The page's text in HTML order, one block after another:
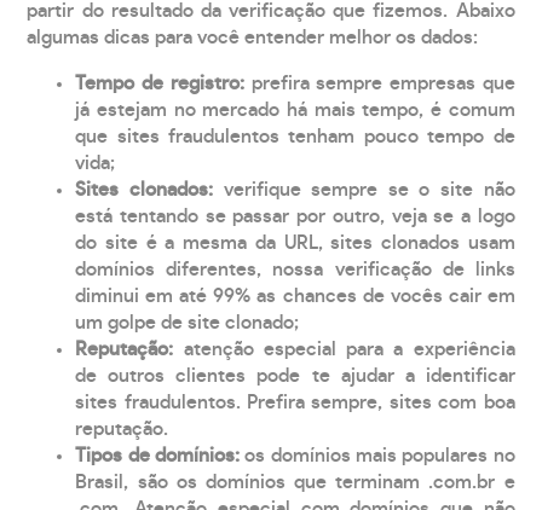
partir do resultado da verificação que fizemos. Abaixo
algumas dicas para você entender melhor os dados:
Tempo de registro: prefira sempre empresas que
já estejam no mercado há mais tempo, é comum
que sites fraudulentos tenham pouco tempo de
vida;
Sites clonados: verifique sempre se o site não
está tentando se passar por outro, veja se a logo
do site é a mesma da URL, sites clonados usam
domínios diferentes, nossa verificação de links
diminui em até 99% as chances de vocês cair em
um golpe de site clonado;
Reputação: atenção especial para a experiência
de outros clientes pode te ajudar a identificar
sites fraudulentos. Prefira sempre, sites com boa
reputação.
Tipos de domínios:os domínios mais populares no
Brasil, são os domínios que terminam .com.br e